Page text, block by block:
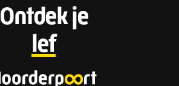
F
o
o
Ontdek je
lef